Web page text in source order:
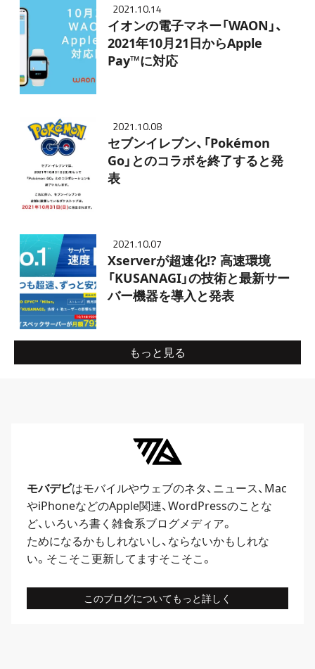
2021.10.14
イオンの電子マネー「WAON」、
2021年10月21日からApple
Pay™に対応
2021.10.08
セブンイレブン、「Pokémon
Go」とのコラボを終了すると発
表
2021.10.07
Xserverが超速化!? 高速環境
「KUSANAGI」の技術と最新サー
バー機器を導入と発表
もっと見る
モバデビはモバイルやウェブのネタ、 ニュース、 Mac
やiPhoneなどのApple関連、WordPressのことな
ど、いろいろ書く雑食系ブログメディア。
ためになるかもしれないし、ならないかもしれな
い。そこそこ更新してますそこそこ。
このブログについてもっと詳しく